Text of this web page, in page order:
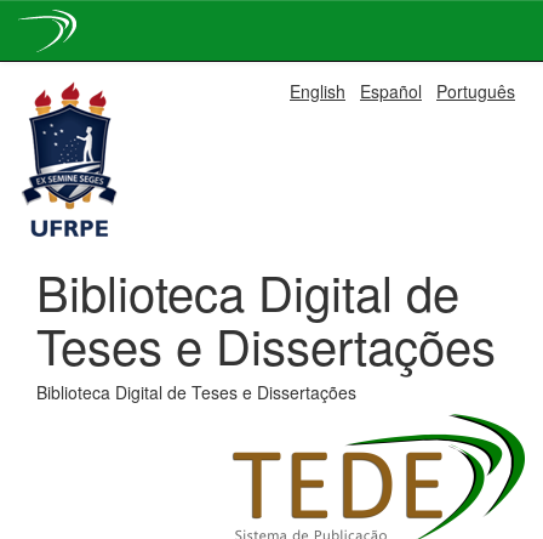
navigation
English Español Português
Biblioteca Digital de
Teses e Dissertações
Biblioteca Digital de Teses e Dissertações